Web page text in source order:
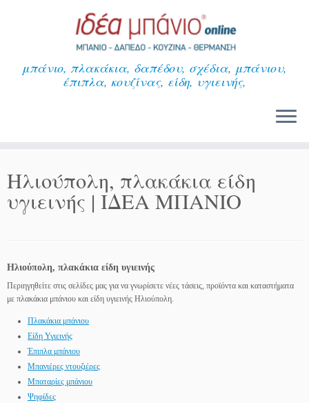
μπάνιο, πλακάκια, δαπέδου, σχέδια, μπάνιου,
έπιπλα, κουζίνας, είδη, υγιεινής,
Ηλιούπολη, πλακάκια είδη
υγιεινής | ΙΔΕΑ ΜΠΑΝΙΟ
Ηλιούπολη, πλακάκια είδη υγιεινής
Περιηγηθείτε στις σελίδες μας για να γνωρίσετε νέες τάσεις, προϊόντα και καταστήματα
με πλακάκια μπάνιου και είδη υγιεινής Ηλιούπολη.
Πλακάκια μπάνιου
Είδη Υγιεινής
Έπιπλα μπάνιου
Μπανιέρες ντουζιέρες
Μπαταρίες μπάνιου
Ψηφίδες